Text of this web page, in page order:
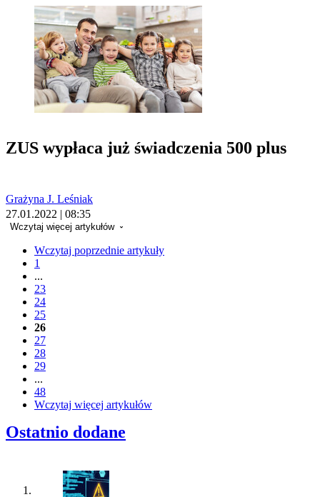
ZUS wypłaca już świadczenia 500 plus
Grażyna J. Leśniak
27.01.2022 | 08:35
Wczytaj więcej artykułów
Wczytaj poprzednie artykuły
1
...
23
24
25
26
27
28
29
...
48
Wczytaj więcej artykułów
Ostatnio dodane